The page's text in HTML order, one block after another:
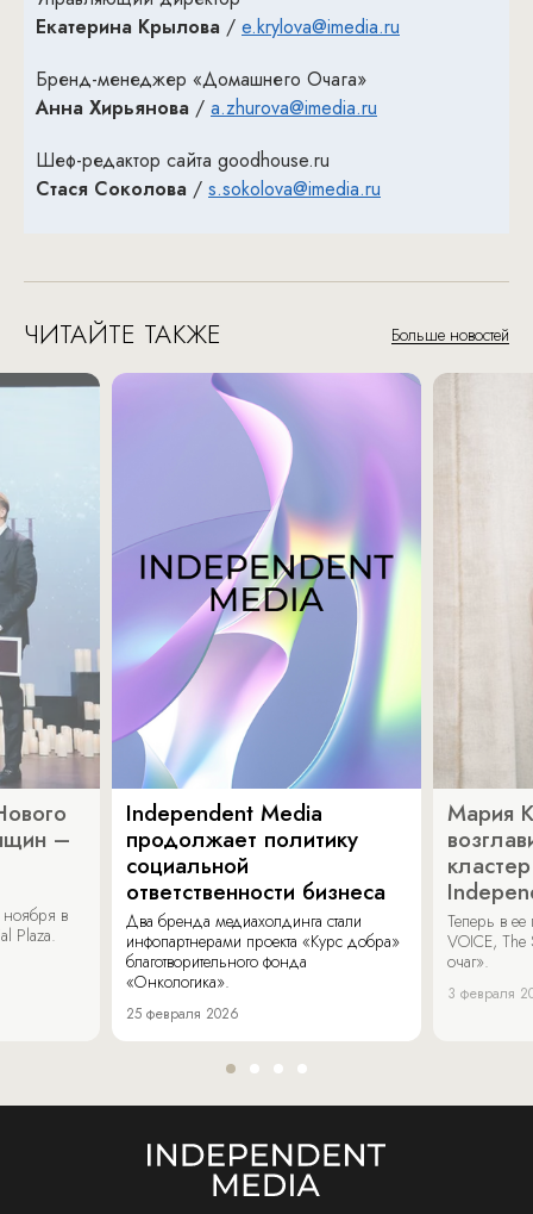
Екатерина Крылова / e.krylova@imedia.ru
Бренд-менеджер «Домашнего Очага»
Анна Хирьянова / a.zhurova@imedia.ru
Шеф-редактор сайта goodhouse.ru
Стася Соколова / s.sokolova@imedia.ru
ЧИТАЙТЕ ТАКЖЕ Больше новостей
–
ноября в
Plaza.
Independent Media
продолжает политику
социальной
ответственности бизнеса
Два бренда медиахолдинга стали
инфопартнерами проекта «Курс добра»
благотворительного фонда
«Онкологика».
25 февраля 2026
Мария
Теперь в
VOICE,
очаг».
3 февраля